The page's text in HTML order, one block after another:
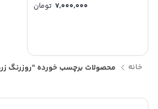
7,000,000 تومان
خانه محصولات برچسب خورده “روزرنگ زرد